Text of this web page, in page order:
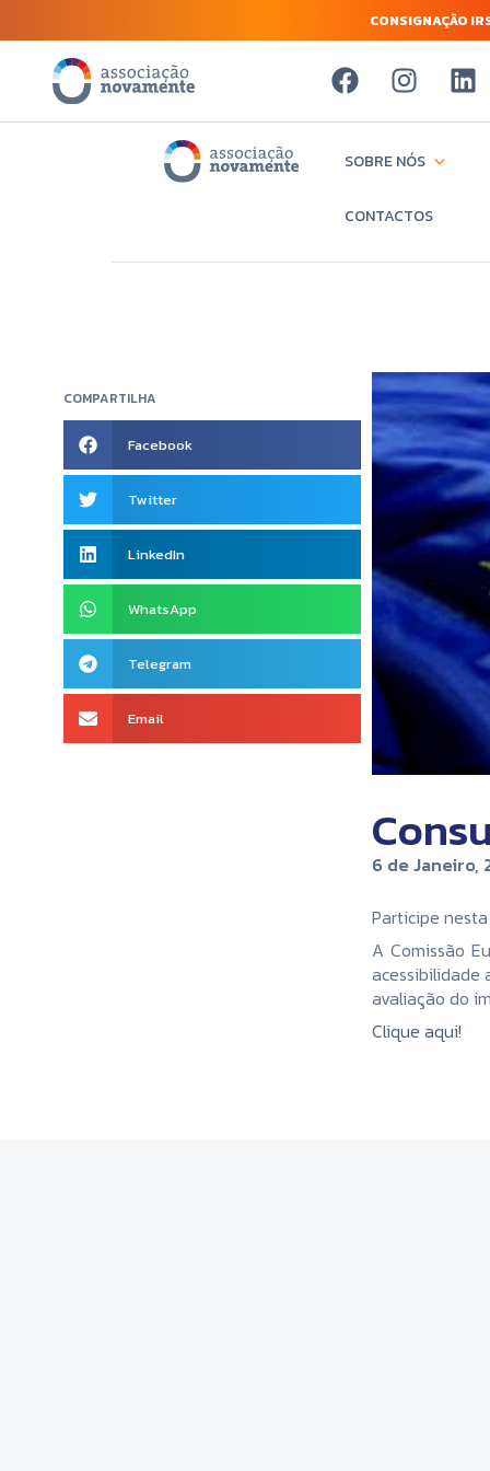
CONSIGNAÇÃO
SOBRE NÓS
CONTACTOS
COMPARTILHA
Facebook
Twitter
LinkedIn
WhatsApp
Telegram
Email
6 de Janeiro,
Participe
A Comissão
acessibilidade
avaliação do
Clique aqui!